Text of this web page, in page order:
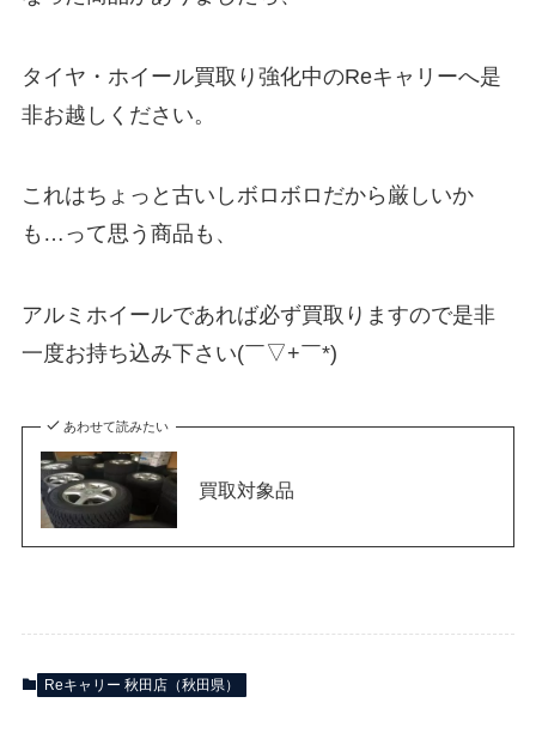
タイヤ・ホイール買取り強化中のReキャリーへ是
非お越しください。
これはちょっと古いしボロボロだから厳しいか
も…って思う商品も、
アルミホイールであれば必ず買取りますので是非
一度お持ち込み下さい(￣▽+￣*)
あわせて読みたい
買取対象品
Reキャリー 秋田店（秋田県）